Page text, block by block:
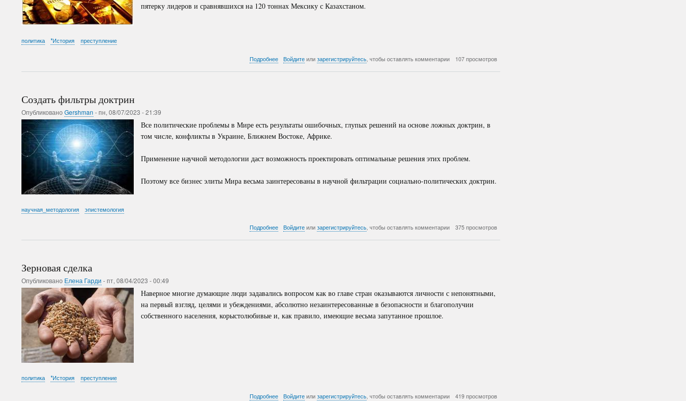
пятерку лидеров и сравнявшихся на 120 тоннах Мексику с Казахстаном.
политика *История преступление
Подробнеео
Войдите илизарегистрируйтесь , чтобы оставлять комментарии 107 просмотров
Создать фильтры доктрин
Опубликовано Gershman -пн, 08/07/2023 - 21:39
Все политические проблемы в Мире есть результаты ошибочных, глупых решений на основе ложных доктрин, в
том числе, конфликты в Украине, Ближнем Востоке, Африке.
Применение научной методологии даст возможность проектировать оптимальные решения этих проблем.
Поэтому все бизнес элиты Мира весьма заинтересованы в научной фильтрации социально-политических доктрин.
научная_методология эпистемология
Подробнеео
Войдите илизарегистрируйтесь, чтобы оставлять комментарии 375 просмотров
Зерновая сделка
Опубликовано Елена Гарди -пт, 08/04/2023 - 00:49
Наверное многие думающие люди задавались вопросом как во главе стран оказываются личности с непонятными,
на первый взгляд, целями и убеждениями, абсолютно незаинтересованные в безопасности и благополучии
собственного населения, корыстолюбивые и, как правило, имеющие весьма запутанное прошлое.
политика *История преступление
Подробнеео
Войдите илизарегистрируйтесь, чтобы оставлять комментарии 419 просмотров